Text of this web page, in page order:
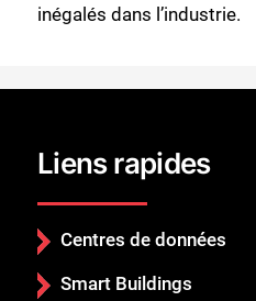
inégalés dans l’industrie.
Liens rapides
Centres de données
Smart Buildings